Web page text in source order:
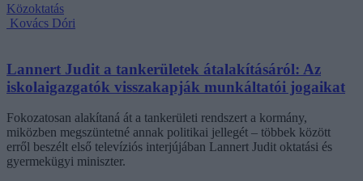
Közoktatás
Kovács Dóri
Lannert Judit a tankerületek átalakításáról: Az
iskolaigazgatók visszakapják munkáltatói jogaikat
Fokozatosan alakítaná át a tankerületi rendszert a kormány,
miközben megszüntetné annak politikai jellegét – többek között
erről beszélt első televíziós interjújában Lannert Judit oktatási és
gyermekügyi miniszter.